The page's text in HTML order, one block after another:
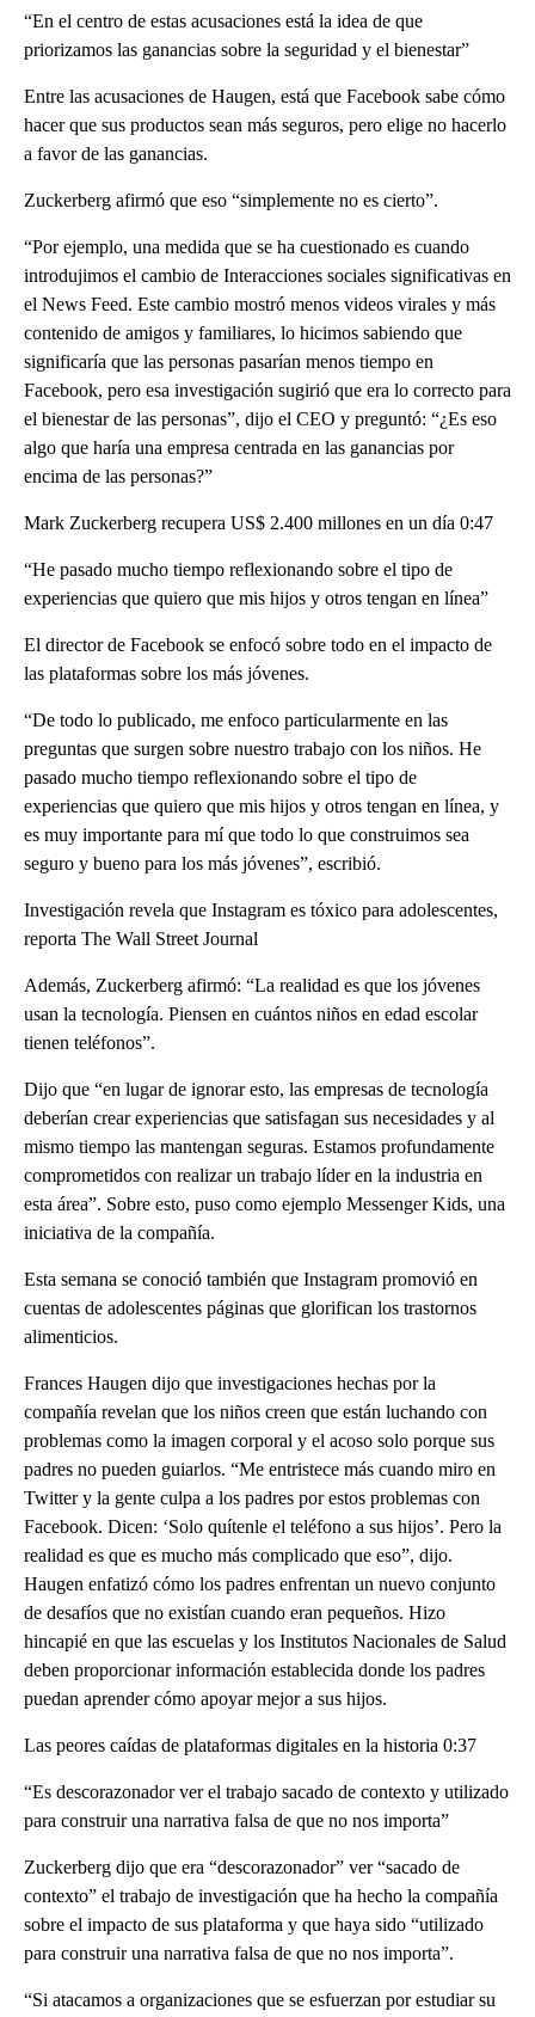
“En el centro de estas acusaciones está la idea de que
priorizamos las ganancias sobre la seguridad y el bienestar”
Entre las acusaciones de Haugen, está que Facebook sabe cómo
hacer que sus productos sean más seguros, pero elige no hacerlo
a favor de las ganancias.
Zuckerberg afirmó que eso “simplemente no es cierto”.
“Por ejemplo, una medida que se ha cuestionado es cuando
introdujimos el cambio de Interacciones sociales significativas en
el News Feed. Este cambio mostró menos videos virales y más
contenido de amigos y familiares, lo hicimos sabiendo que
significaría que las personas pasarían menos tiempo en
Facebook, pero esa investigación sugirió que era lo correcto para
el bienestar de las personas”, dijo el CEO y preguntó: “¿Es eso
algo que haría una empresa centrada en las ganancias por
encima de las personas?”
Mark Zuckerberg recupera US$ 2.400 millones en un día 0:47
“He pasado mucho tiempo reflexionando sobre el tipo de
experiencias que quiero que mis hijos y otros tengan en línea”
El director de Facebook se enfocó sobre todo en el impacto de
las plataformas sobre los más jóvenes.
“De todo lo publicado, me enfoco particularmente en las
preguntas que surgen sobre nuestro trabajo con los niños. He
pasado mucho tiempo reflexionando sobre el tipo de
experiencias que quiero que mis hijos y otros tengan en línea, y
es muy importante para mí que todo lo que construimos sea
seguro y bueno para los más jóvenes”, escribió.
Investigación revela que Instagram es tóxico para adolescentes,
reporta The Wall Street Journal
Además, Zuckerberg afirmó: “La realidad es que los jóvenes
usan la tecnología. Piensen en cuántos niños en edad escolar
tienen teléfonos”.
Dijo que “en lugar de ignorar esto, las empresas de tecnología
deberían crear experiencias que satisfagan sus necesidades y al
mismo tiempo las mantengan seguras. Estamos profundamente
comprometidos con realizar un trabajo líder en la industria en
esta área”. Sobre esto, puso como ejemplo Messenger Kids, una
iniciativa de la compañía.
Esta semana se conoció también que Instagram promovió en
cuentas de adolescentes páginas que glorifican los trastornos
alimenticios.
Frances Haugen dijo que investigaciones hechas por la
compañía revelan que los niños creen que están luchando con
problemas como la imagen corporal y el acoso solo porque sus
padres no pueden guiarlos. “Me entristece más cuando miro en
Twitter y la gente culpa a los padres por estos problemas con
Facebook. Dicen: ‘Solo quítenle el teléfono a sus hijos’. Pero la
realidad es que es mucho más complicado que eso”, dijo.
Haugen enfatizó cómo los padres enfrentan un nuevo conjunto
de desafíos que no existían cuando eran pequeños. Hizo
hincapié en que las escuelas y los Institutos Nacionales de Salud
deben proporcionar información establecida donde los padres
puedan aprender cómo apoyar mejor a sus hijos.
Las peores caídas de plataformas digitales en la historia 0:37
“Es descorazonador ver el trabajo sacado de contexto y utilizado
para construir una narrativa falsa de que no nos importa”
Zuckerberg dijo que era “descorazonador” ver “sacado de
contexto” el trabajo de investigación que ha hecho la compañía
sobre el impacto de sus plataforma y que haya sido “utilizado
para construir una narrativa falsa de que no nos importa”.
“Si atacamos a organizaciones que se esfuerzan por estudiar su